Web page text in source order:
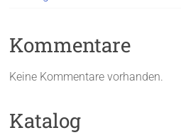
Kommentare
Keine Kommentare vorhanden.
Katalog